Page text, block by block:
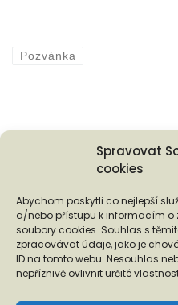
Spravovat
cookies
Abychom poskytli co nejlepší
a/nebo přístupu k informacím o
soubory cookies. Souhlas s
zpracovávat údaje, jako je
ID na tomto webu. Nesouhlas
nepříznivě ovlivnit určité
Pozvánka
Podporují nás...
❬